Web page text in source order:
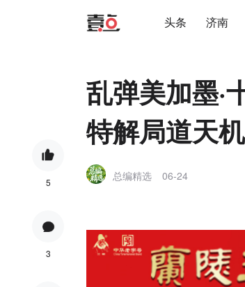
头条 济南
5
3
乱弹美加墨·
特解局道天机
总编精选 06-24